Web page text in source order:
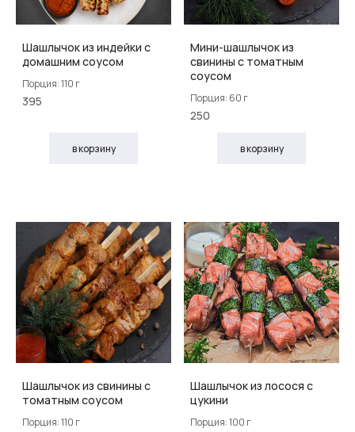
Шашлычок из индейки с
домашним соусом
Порция: 110 г
395
в корзину
Мини-шашлычок из
свинины с томатным
соусом
Порция: 60 г
250
в корзину
Шашлычок из свинины с
томатным соусом
Порция: 110 г
Шашлычок из лосося с
цукини
Порция: 100 г